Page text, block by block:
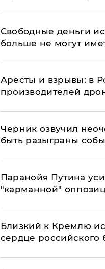
Свободные деньги
больше не могут
Аресты и взрывы: в
производителей
Черник озвучил
быть разыграны
Паранойя Путина
"карманной"
Близкий к Кремлю
сердце российского